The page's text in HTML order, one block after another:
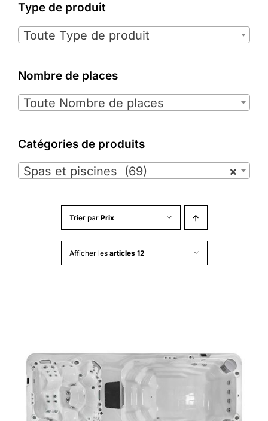
Trier par Prix
Afficher les articles 12
Type de produit
Toute Type de produit
Nombre de places
Toute Nombre de places
Catégories de produits
×
Spas et piscines (69)